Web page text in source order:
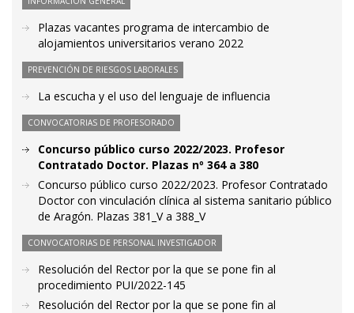
Plazas vacantes programa de intercambio de
alojamientos universitarios verano 2022
PREVENCIÓN DE RIESGOS LABORALES
La escucha y el uso del lenguaje de influencia
CONVOCATORIAS DE PROFESORADO
Concurso público curso 2022/2023. Profesor
Contratado Doctor. Plazas nº 364 a 380
Concurso público curso 2022/2023. Profesor Contratado
Doctor con vinculación clínica al sistema sanitario público
de Aragón. Plazas 381_V a 388_V
CONVOCATORIAS DE PERSONAL INVESTIGADOR
Resolución del Rector por la que se pone fin al
procedimiento PUI/2022-145
Resolución del Rector por la que se pone fin al